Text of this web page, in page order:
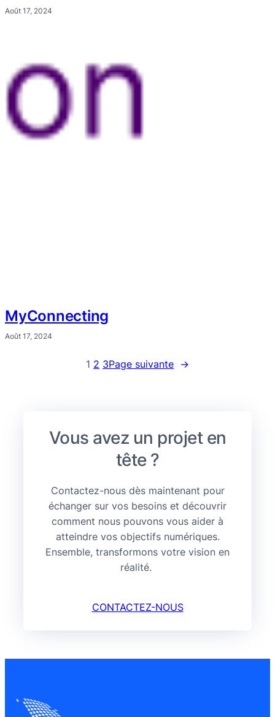
Août 17, 2024
MyConnecting
Août 17, 2024
1 2 3Page suivante →
Vous avez un projet en
tête ?
Contactez-nous dès maintenant pour
échanger sur vos besoins et découvrir
comment nous pouvons vous aider à
atteindre vos objectifs numériques.
Ensemble, transformons votre vision en
réalité.
CONTACTEZ-NOUS